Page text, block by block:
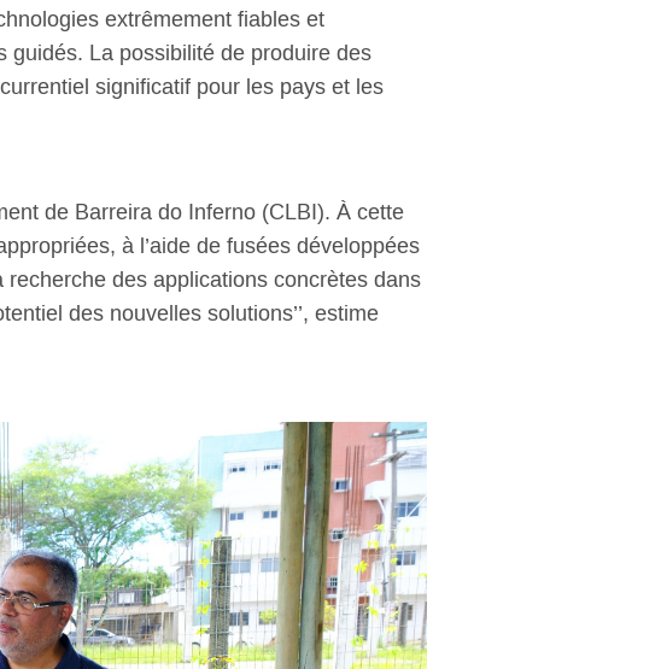
extrêmement fiables et
guidés. La possibilité de produire des
significatif pour les pays et les
de Barreira do Inferno (CLBI). À cette
à l’aide de fusées développées
recherche des applications concrètes dans
des nouvelles solutions’’, estime